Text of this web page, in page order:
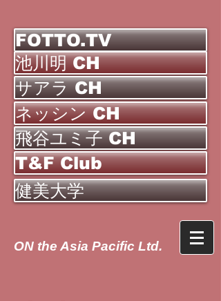
FOTTO.TV
池川明 CH
サアラ CH
ネッシン CH
飛谷ユミ子 CH
T&F Club
健美大学
ON the Asia Pacific Ltd.